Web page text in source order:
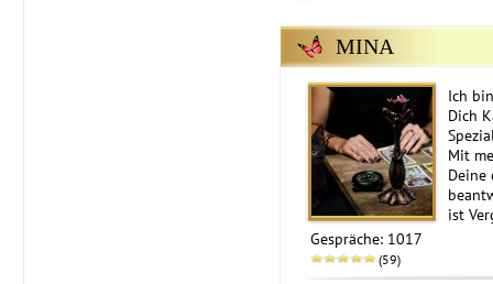
MINA
Ich
Dich
Mit
Deine
ist
Gespräche: 1017
(59)